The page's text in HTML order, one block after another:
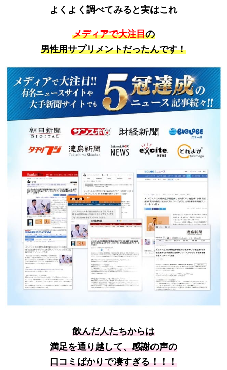
よくよく調べてみると実はこれ
メディアで大注目の
男性用サプリメントだったんです！
飲んだ人たちからは
満足を通り越して、感謝の声の
口コミばかりで凄すぎる！！！